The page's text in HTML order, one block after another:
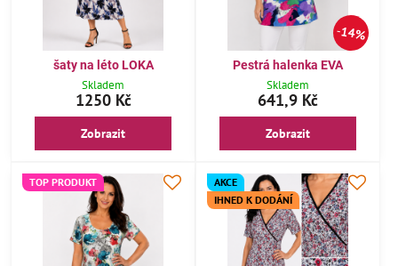
šaty na léto LOKA
Skladem
1250 Kč
Zobrazit
14%
Pestrá halenka EVA
Skladem
641,9 Kč
Zobrazit
TOP PRODUKT
AKCE
IHNED K DODÁNÍ